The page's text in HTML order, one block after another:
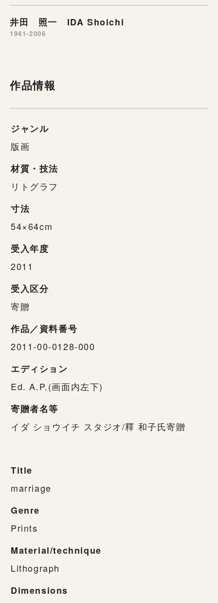
井田 照一 IDA Shoichi
1941-2006
作品情報
ジャンル
版画
材質・技法
リトグラフ
寸法
54×64cm
受入年度
2011
受入区分
寄贈
作品／資料番号
2011-00-0128-000
エディション
Ed. A.P.(画面内左下)
寄贈者名等
イダ ショウイチ スタジオ/釋 和子氏寄贈
Title
marriage
Genre
Prints
Material/technique
Lithograph
Dimensions